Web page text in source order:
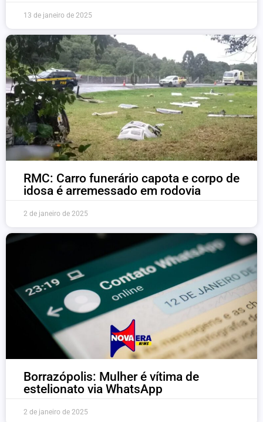
13 de janeiro de 2025
RMC: Carro funerário capota e corpo de
idosa é arremessado em rodovia
2 de janeiro de 2025
Borrazópolis: Mulher é vítima de
estelionato via WhatsApp
2 de janeiro de 2025